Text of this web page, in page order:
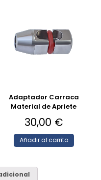
Adaptador Carraca
Material de Apriete
30,00 €
Añadir al carrito